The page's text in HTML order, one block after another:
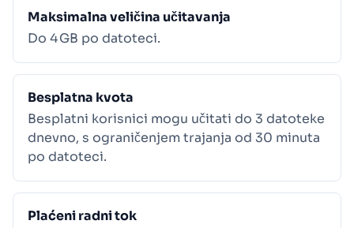
Maksimalna veličina učitavanja
Do 4 GB po datoteci.
Besplatna kvota
Besplatni korisnici mogu učitati do 3 datoteke
dnevno, s ograničenjem trajanja od 30 minuta
po datoteci.
Plaćeni radni tok